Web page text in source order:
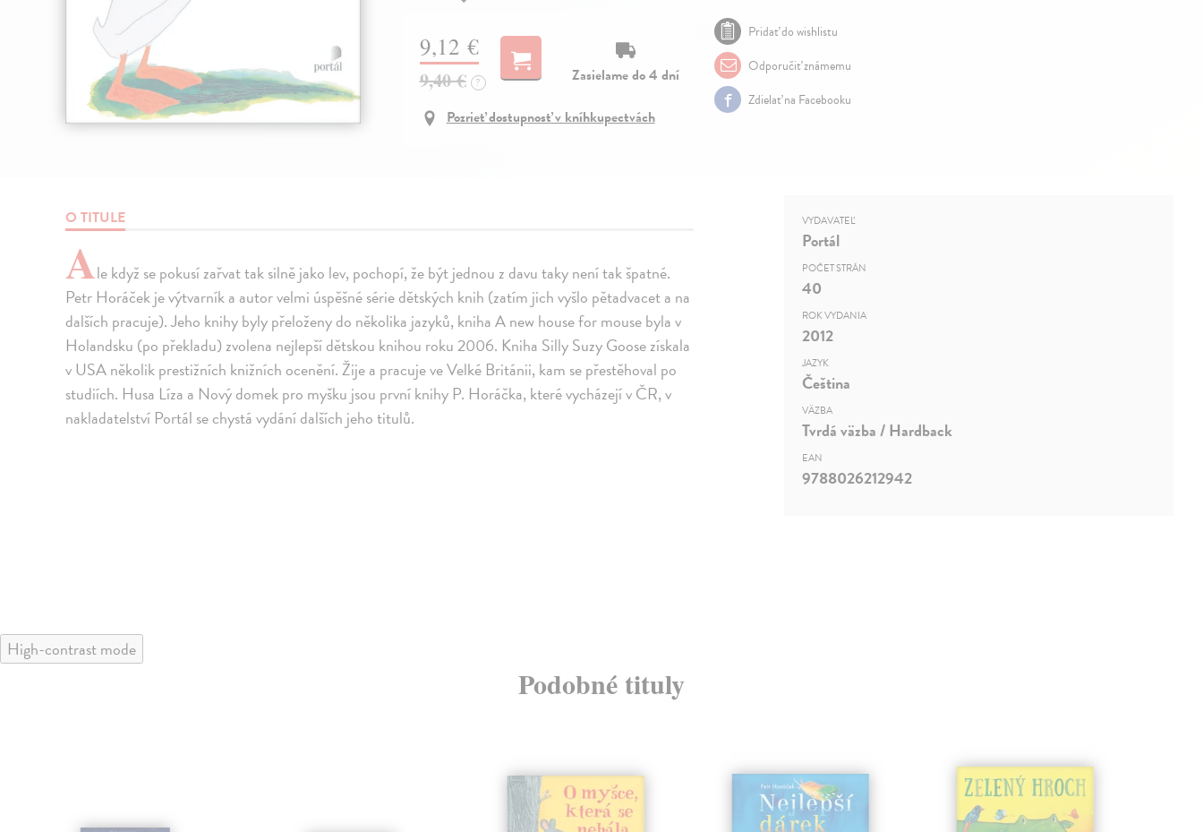
9,12 €
9,40 € ?
Zasielame do 4 dní
Pozrieť dostupnosť v kníhkupectvách
Pridať do wishlistu
Odporučiť známemu
Zdielať na Facebooku
O TITULE
Ale když se pokusí zařvat tak silně jako lev, pochopí, že být jednou z davu taky není tak špatné.
Petr Horáček je výtvarník a autor velmi úspěšné série dětských knih (zatím jich vyšlo pětadvacet a na
dalších pracuje). Jeho knihy byly přeloženy do několika jazyků, kniha A new house for mouse byla v
Holandsku (po překladu) zvolena nejlepší dětskou knihou roku 2006. Kniha Silly Suzy Goose získala
v USA několik prestižních knižních ocenění. Žije a pracuje ve Velké Británii, kam se přestěhoval po
studiích. Husa Líza a Nový domek pro myšku jsou první knihy P. Horáčka, které vycházejí v ČR, v
nakladatelství Portál se chystá vydání dalších jeho titulů.
VYDAVATEĽ
Portál
POČET STRÁN
40
ROK VYDANIA
2012
JAZYK
Čeština
VÄZBA
Tvrdá väzba / Hardback
EAN
9788026212942
High-contrast mode
Podobné tituly